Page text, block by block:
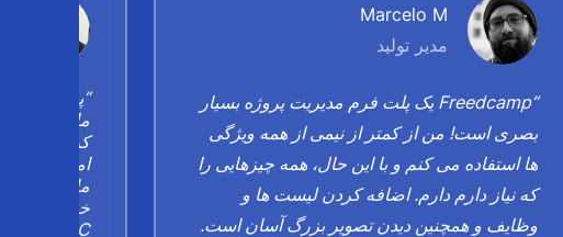
Marcelo M
مدیر تولید
“Freedcamp یک پلت فرم مدیریت پروژه بسیار
بصری است! من از کمتر از نیمی از همه ویژگی
ها استفاده می کنم و با این حال، همه چیزهایی را
که نیاز دارم دارم. اضافه کردن لیست ها و
وظایف و همچنین دیدن تصویر بزرگ آسان است.
“پروژه
کردیم و
امسال نیز
خواهیم داد